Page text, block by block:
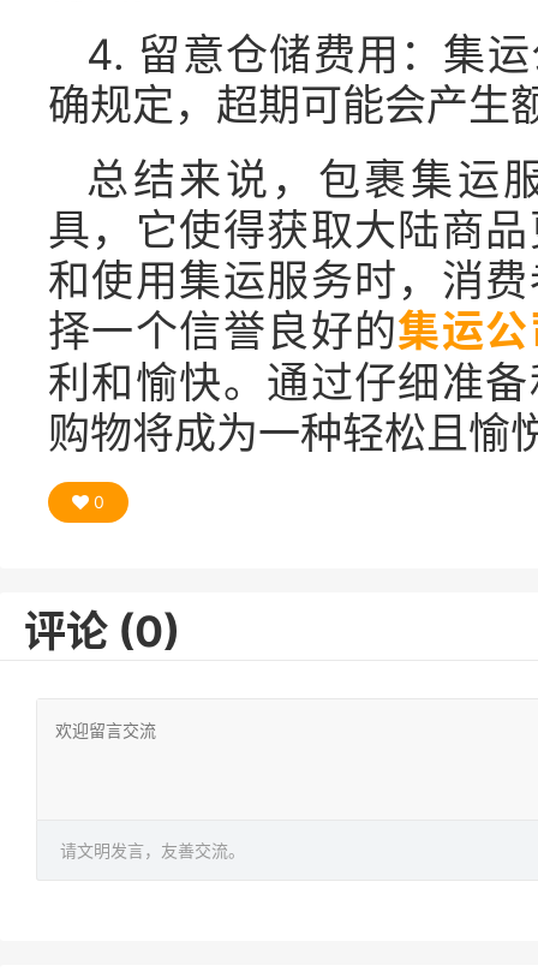
4. 留意仓储费用：集
确规定，超期可能会产生
总结来说，包裹集运
具，它使得获取大陆商
和使用集运服务时，消
择一个信誉良好的集运
利和愉快。通过仔细准
购物将成为一种轻松且愉
0
评论 (0)
请文明发言，友善交流。